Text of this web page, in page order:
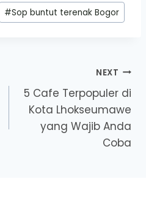
#Sop buntut terenak Bogor
NEXT
5 Cafe Terpopuler di
Kota Lhokseumawe
yang Wajib Anda
Coba